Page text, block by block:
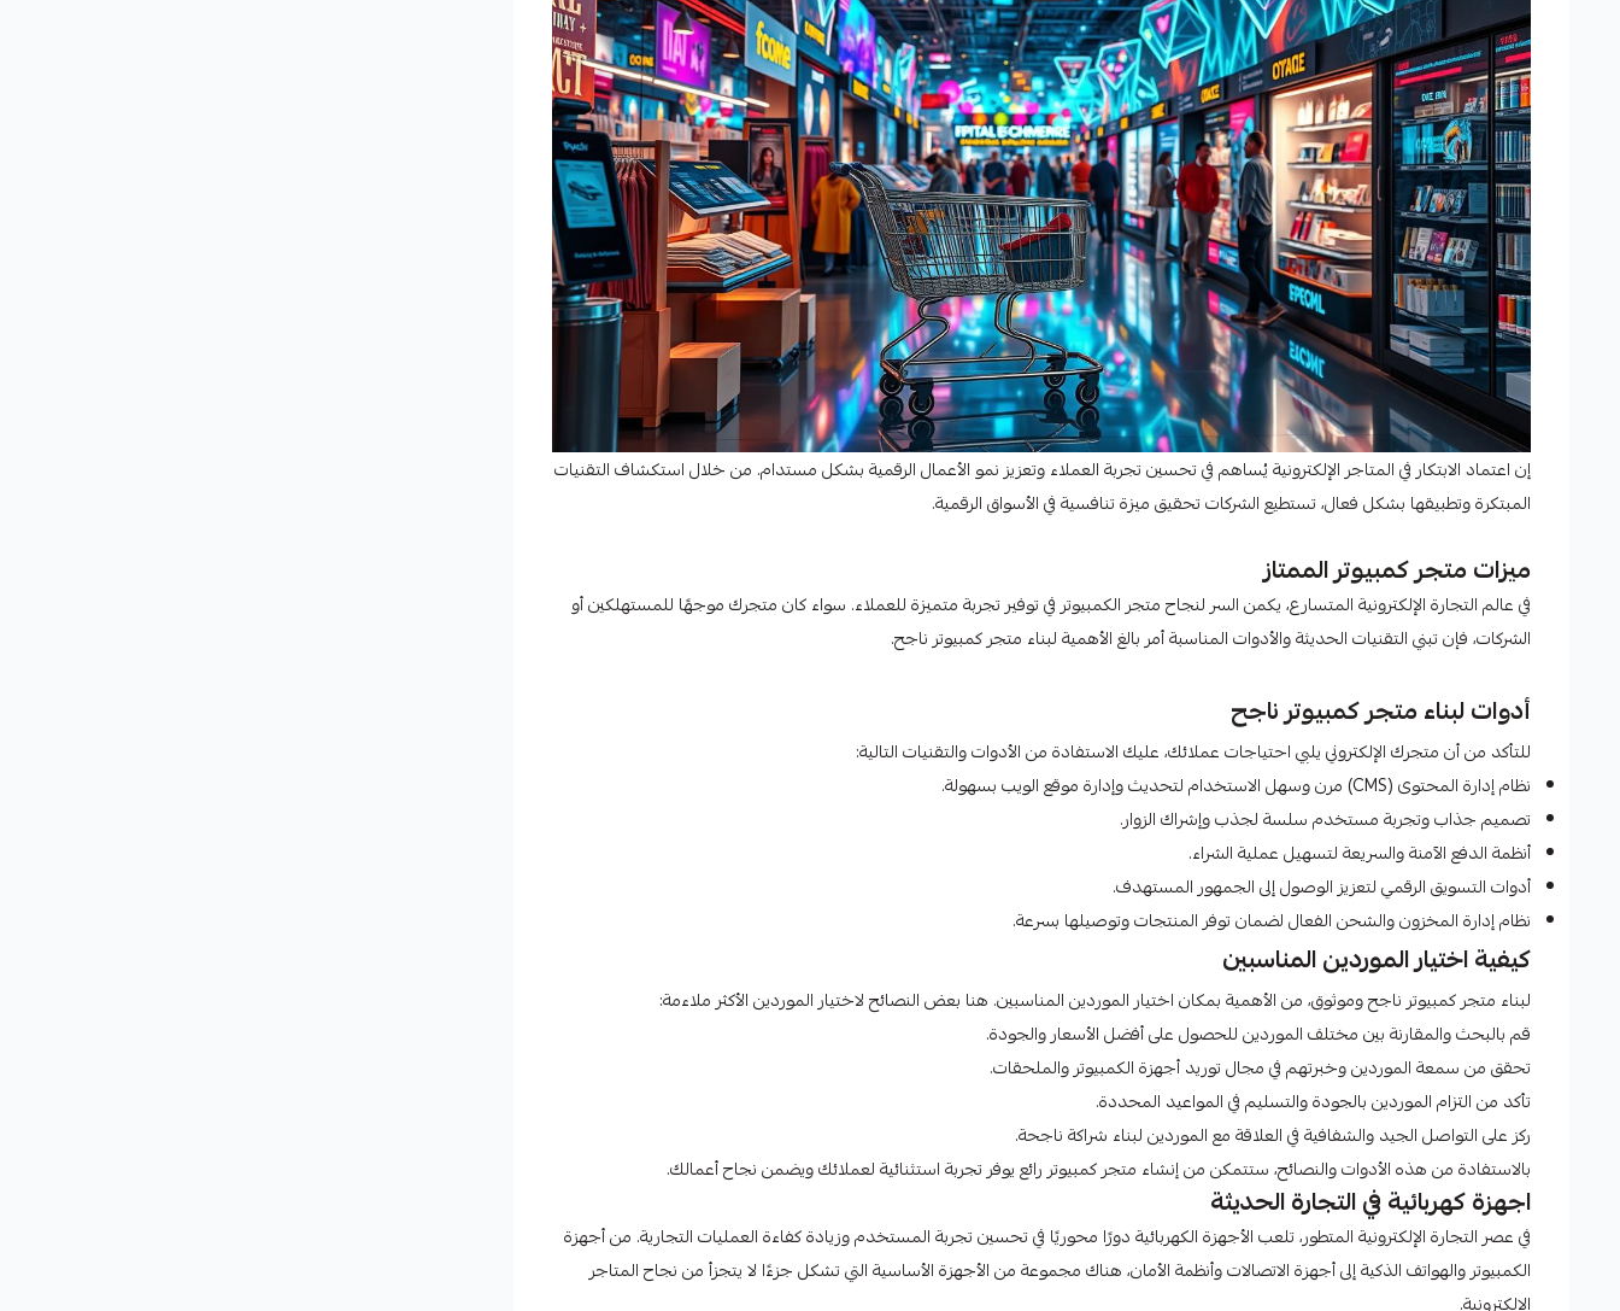
إن اعتماد الابتكار في المتاجر الإلكترونية يُساهم في تحسين تجربة العملاء وتعزيز نمو الأعمال الرقمية بشكل مستدام. من خلال استكشاف التقنيات
المبتكرة وتطبيقها بشكل فعال، تستطيع الشركات تحقيق ميزة تنافسية في الأسواق الرقمية.
ميزات متجر كمبيوتر الممتاز
في عالم التجارة الإلكترونية المتسارع، يكمن السر لنجاح متجر الكمبيوتر في توفير تجربة متميزة للعملاء. سواء كان متجرك موجهًا للمستهلكين أو
الشركات، فإن تبني التقنيات الحديثة والأدوات المناسبة أمر بالغ الأهمية لبناء متجر كمبيوتر ناجح.
أدوات لبناء متجر كمبيوتر ناجح
للتأكد من أن متجرك الإلكتروني يلبي احتياجات عملائك، عليك الاستفادة من الأدوات والتقنيات التالية:
نظام إدارة المحتوى (CMS) مرن وسهل الاستخدام لتحديث وإدارة موقع الويب بسهولة.
تصميم جذاب وتجربة مستخدم سلسة لجذب وإشراك الزوار.
أنظمة الدفع الآمنة والسريعة لتسهيل عملية الشراء.
أدوات التسويق الرقمي لتعزيز الوصول إلى الجمهور المستهدف.
نظام إدارة المخزون والشحن الفعال لضمان توفر المنتجات وتوصيلها بسرعة.
كيفية اختيار الموردين المناسبين
لبناء متجر كمبيوتر ناجح وموثوق، من الأهمية بمكان اختيار الموردين المناسبين. هنا بعض النصائح لاختيار الموردين الأكثر ملاءمة:
قم بالبحث والمقارنة بين مختلف الموردين للحصول على أفضل الأسعار والجودة.
تحقق من سمعة الموردين وخبرتهم في مجال توريد أجهزة الكمبيوتر والملحقات.
تأكد من التزام الموردين بالجودة والتسليم في المواعيد المحددة.
ركز على التواصل الجيد والشفافية في العلاقة مع الموردين لبناء شراكة ناجحة.
بالاستفادة من هذه الأدوات والنصائح، ستتمكن من إنشاء متجر كمبيوتر رائع يوفر تجربة استثنائية لعملائك ويضمن نجاح أعمالك.
اجهزة كهربائية في التجارة الحديثة
في عصر التجارة الإلكترونية المتطور، تلعب الأجهزة الكهربائية دورًا محوريًا في تحسين تجربة المستخدم وزيادة كفاءة العمليات التجارية. من أجهزة
الكمبيوتر والهواتف الذكية إلى أجهزة الاتصالات وأنظمة الأمان، هناك مجموعة من الأجهزة الأساسية التي تشكل جزءًا لا يتجزأ من نجاح المتاجر
الإلكترونية.